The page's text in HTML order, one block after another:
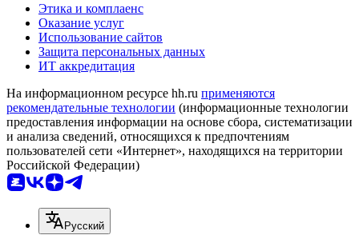
Этика и комплаенс
Оказание услуг
Использование сайтов
Защита персональных данных
ИТ аккредитация
На информационном ресурсе hh.ru применяются
рекомендательные технологии (информационные технологии
предоставления информации на основе сбора, систематизации
и анализа сведений, относящихся к предпочтениям
пользователей сети «Интернет», находящихся на территории
Российской Федерации)
Русский